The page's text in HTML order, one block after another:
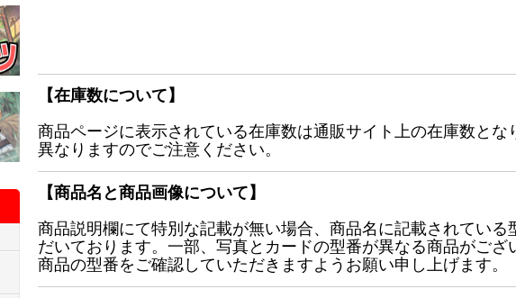
【在庫数について】
商品ページに表示されている在庫数は通販サイト上の在庫数とな
異なりますのでご注意ください。
【商品名と商品画像について】
商品説明欄にて特別な記載が無い場合、商品名に記載されている
だいております。一部、写真とカードの型番が異なる商品がご
商品の型番をご確認していただきますようお願い申し上げます。